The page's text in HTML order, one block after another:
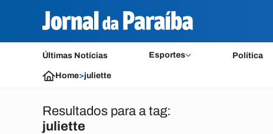
Últimas Notícias Esportes Política
Home>juliette
Resultados para a tag:
juliette